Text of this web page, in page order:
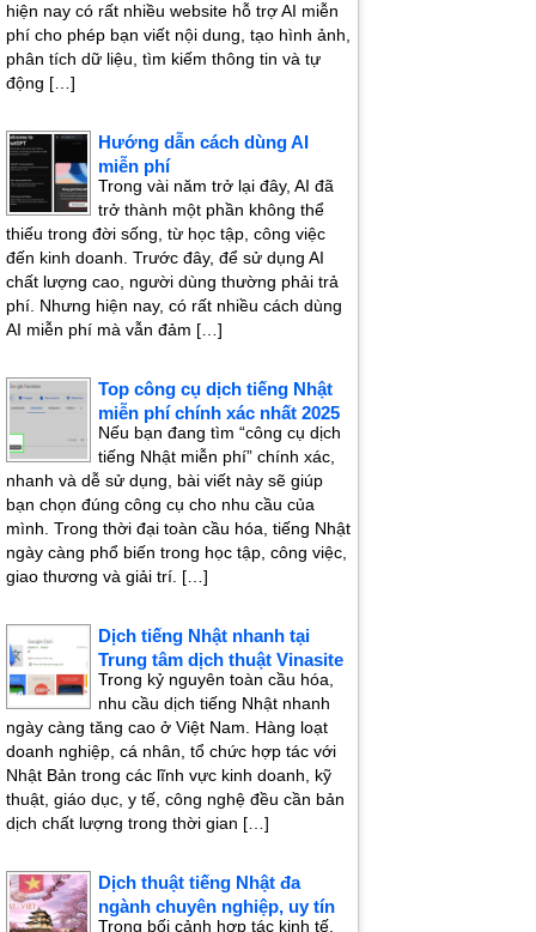
hiện nay có rất nhiều website hỗ trợ AI miễn
phí cho phép bạn viết nội dung, tạo hình ảnh,
phân tích dữ liệu, tìm kiếm thông tin và tự
động […]
Hướng dẫn cách dùng AI
miễn phí
Trong vài năm trở lại đây, AI đã
trở thành một phần không thể
thiếu trong đời sống, từ học tập, công việc
đến kinh doanh. Trước đây, để sử dụng AI
chất lượng cao, người dùng thường phải trả
phí. Nhưng hiện nay, có rất nhiều cách dùng
AI miễn phí mà vẫn đảm […]
Top công cụ dịch tiếng Nhật
miễn phí chính xác nhất 2025
Nếu bạn đang tìm “công cụ dịch
tiếng Nhật miễn phí” chính xác,
nhanh và dễ sử dụng, bài viết này sẽ giúp
bạn chọn đúng công cụ cho nhu cầu của
mình. Trong thời đại toàn cầu hóa, tiếng Nhật
ngày càng phổ biến trong học tập, công việc,
giao thương và giải trí. […]
Dịch tiếng Nhật nhanh tại
Trung tâm dịch thuật Vinasite
Trong kỷ nguyên toàn cầu hóa,
nhu cầu dịch tiếng Nhật nhanh
ngày càng tăng cao ở Việt Nam. Hàng loạt
doanh nghiệp, cá nhân, tổ chức hợp tác với
Nhật Bản trong các lĩnh vực kinh doanh, kỹ
thuật, giáo dục, y tế, công nghệ đều cần bản
dịch chất lượng trong thời gian […]
Dịch thuật tiếng Nhật đa
ngành chuyên nghiệp, uy tín
Trong bối cảnh hợp tác kinh tế,